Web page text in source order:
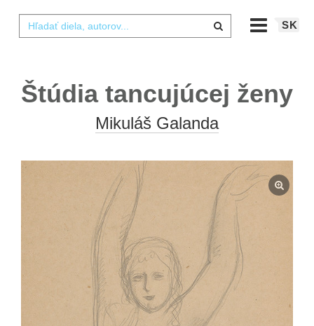
SK
Štúdia tancujúcej ženy
Mikuláš Galanda